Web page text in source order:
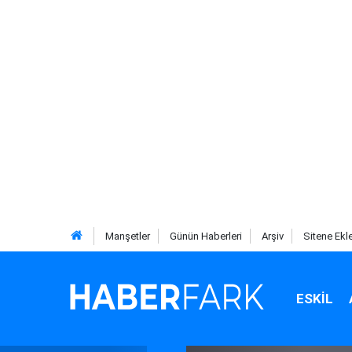
Manşetler Günün Haberleri Arşiv Sitene
ESKIL